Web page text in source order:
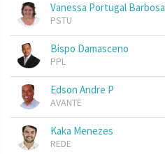
Vanessa Portugal Barbosa
PSTU
Bispo Damasceno
PPL
Edson Andre P
AVANTE
Kaka Menezes
REDE